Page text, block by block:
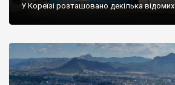
У Кореїзі розташовано декілька